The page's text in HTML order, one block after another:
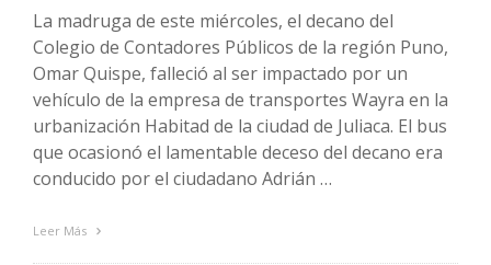
La madruga de este miércoles, el decano del
Colegio de Contadores Públicos de la región Puno,
Omar Quispe, falleció al ser impactado por un
vehículo de la empresa de transportes Wayra en la
urbanización Habitad de la ciudad de Juliaca. El bus
que ocasionó el lamentable deceso del decano era
conducido por el ciudadano Adrián …
Leer Más